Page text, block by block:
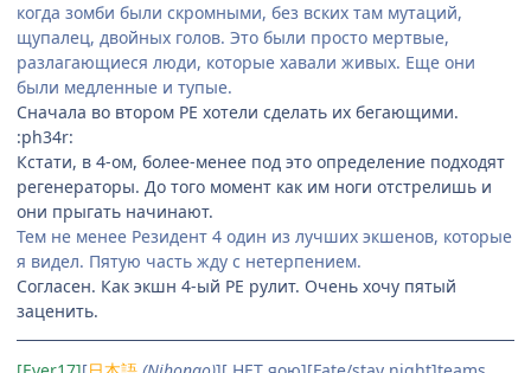
когда зомби были скромными, без вских там мутаций,
щупалец, двойных голов. Это были просто мертвые,
разлагающиеся люди, которые хавали живых. Еще они
были медленные и тупые.
Сначала во втором РЕ хотели сделать их бегающими.
:ph34r:
Кстати, в 4-ом, более-менее под это определение подходят
регенераторы. До того момент как им ноги отстрелишь и
они прыгать начинают.
Тем не менее Резидент 4 один из лучших экшенов, которые
я видел. Пятую часть жду с нетерпением.
Согласен. Как экшн 4-ый РЕ рулит. Очень хочу пятый
заценить.